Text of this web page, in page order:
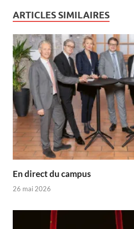
ARTICLES SIMILAIRES
En direct du campus
26 mai 2026